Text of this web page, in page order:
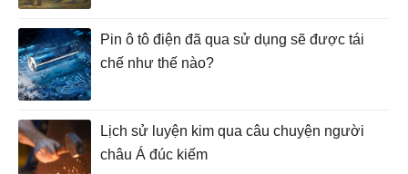
Pin ô tô điện đã qua sử dụng sẽ được tái
chế như thế nào?
Lịch sử luyện kim qua câu chuyện người
châu Á đúc kiếm